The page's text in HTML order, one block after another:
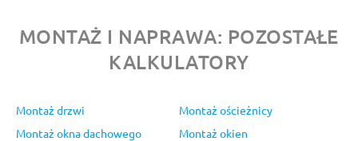
MONTAŻ I NAPRAWA: POZOSTAŁE
KALKULATORY
Montaż drzwi
Montaż ościeżnicy
Montaż okna dachowego
Montaż okien